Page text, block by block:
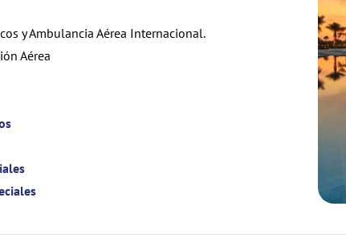
y Ambulancia Aérea Internacional.
Aérea